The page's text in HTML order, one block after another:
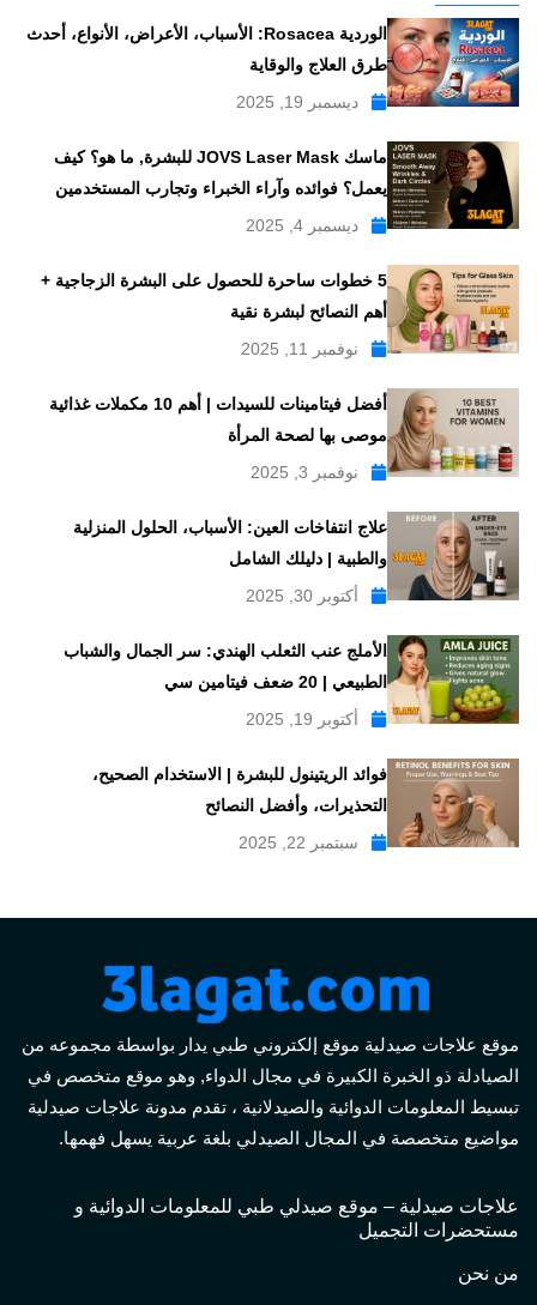
الوردية Rosacea: الأسباب، الأعراض، الأنواع، أحدث
طرق العلاج والوقاية
ديسمبر 19, 2025
ماسك JOVS Laser Mask للبشرة, ما هو؟ كيف
يعمل؟ فوائده وآراء الخبراء وتجارب المستخدمين
ديسمبر 4, 2025
5 خطوات ساحرة للحصول على البشرة الزجاجية +
أهم النصائح لبشرة نقية
نوفمبر 11, 2025
أفضل فيتامينات للسيدات | أهم 10 مكملات غذائية
موصى بها لصحة المرأة
نوفمبر 3, 2025
علاج انتفاخات العين: الأسباب، الحلول المنزلية
والطبية | دليلك الشامل
أكتوبر 30, 2025
الأملج عنب الثعلب الهندي: سر الجمال والشباب
الطبيعي | 20 ضعف فيتامين سي
أكتوبر 19, 2025
فوائد الريتينول للبشرة | الاستخدام الصحيح،
التحذيرات، وأفضل النصائح
سبتمبر 22, 2025
موقع علاجات صيدلية موقع إلكتروني طبي يدار بواسطة مجموعه من
الصيادلة ذو الخبرة الكبيرة في مجال الدواء, وهو موقع متخصص في
تبسيط المعلومات الدوائية والصيدلانية ، تقدم مدونة علاجات صيدلية
مواضيع متخصصة في المجال الصيدلي بلغة عربية يسهل فهمها.
علاجات صيدلية – موقع صيدلي طبي للمعلومات الدوائية و
مستحضرات التجميل
من نحن